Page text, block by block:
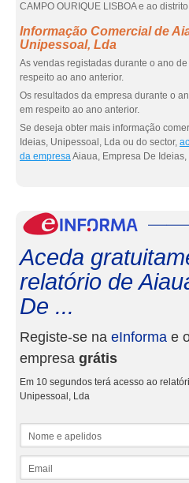
CAMPO OURIQUE LISBOA e ao
Informação Comercial de
Unipessoal, Lda
As vendas registadas durante o ano
respeito ao ano anterior.
Os resultados da empresa durante o
em respeito ao ano anterior.
Se deseja obter mais informação
Ideias, Unipessoal, Lda ou do sector,
da empresaAiaua, Empresa De
Aceda
relatório de
De ...
Registe-se na eInforma e
empresa grátis
Em 10 segundos terá acesso ao
Unipessoal, Lda